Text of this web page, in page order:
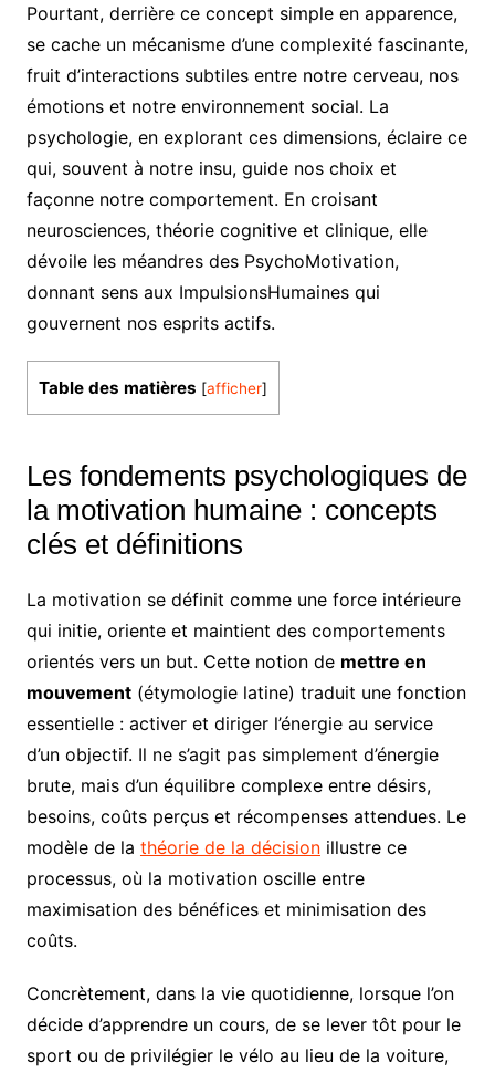
Pourtant, derrière ce concept simple en apparence,
se cache un mécanisme d’une complexité fascinante,
fruit d’interactions subtiles entre notre cerveau, nos
émotions et notre environnement social. La
psychologie, en explorant ces dimensions, éclaire ce
qui, souvent à notre insu, guide nos choix et
façonne notre comportement. En croisant
neurosciences, théorie cognitive et clinique, elle
dévoile les méandres des PsychoMotivation,
donnant sens aux ImpulsionsHumaines qui
gouvernent nos esprits actifs.
Table des matières [afficher]
Les fondements psychologiques de
la motivation humaine : concepts
clés et définitions
La motivation se définit comme une force intérieure
qui initie, oriente et maintient des comportements
orientés vers un but. Cette notion de mettre en
mouvement(étymologie latine) traduit une fonction
essentielle : activer et diriger l’énergie au service
d’un objectif. Il ne s’agit pas simplement d’énergie
brute, mais d’un équilibre complexe entre désirs,
besoins, coûts perçus et récompenses attendues. Le
modèle de la théorie de la décisionillustre ce
processus, où la motivation oscille entre
maximisation des bénéfices et minimisation des
coûts.
Concrètement, dans la vie quotidienne, lorsque l’on
décide d’apprendre un cours, de se lever tôt pour le
sport ou de privilégier le vélo au lieu de la voiture,